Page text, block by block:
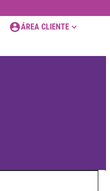
ÁREA CLIENTE